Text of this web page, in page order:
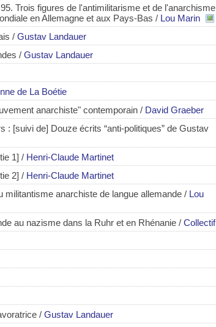
Trois figures de l'antimilitarisme et de l'anarchisme
en Allemagne et aux Pays-Bas / Lou Marin
/ Gustav Landauer
/ Gustav Landauer
de La Boétie
anarchiste" contemporain / David Graeber
: [suivi de] Douze écrits “anti-politiques” de Gustav
1] / Henri-Claude Martinet
2] / Henri-Claude Martinet
anarchiste de langue allemande / Lou
au nazisme dans la Ruhr et en Rhénanie / Collectif
/ Gustav Landauer